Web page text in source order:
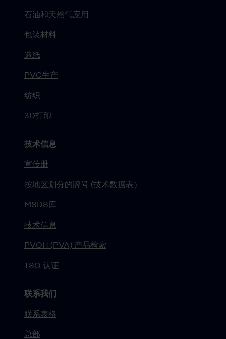
石油和天然气应用
包装材料
造纸
PVC生产
纺织
3D打印
技术信息
宣传册
按地区划分的牌号 (技术数据表）
MSDS库
技术信息
PVOH (PVA) 产品检索
ISO 认证
联系我们
联系表格
总部